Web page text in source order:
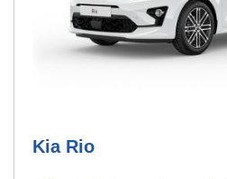
Kia Rio